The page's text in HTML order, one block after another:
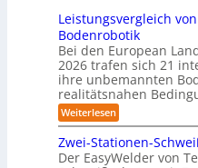
6m
3
D
-
S
t
e
r
e
o
u
t
t
l
e
-
S
y
s
Leistungsvergleich
Bodenrobotik
Bei den European
2026 trafen sich 21
ihre unbemannten
realitätsnahen
Weiterlesen:
L
e
i
s
Zwei-Stationen-
Der EasyWelder von